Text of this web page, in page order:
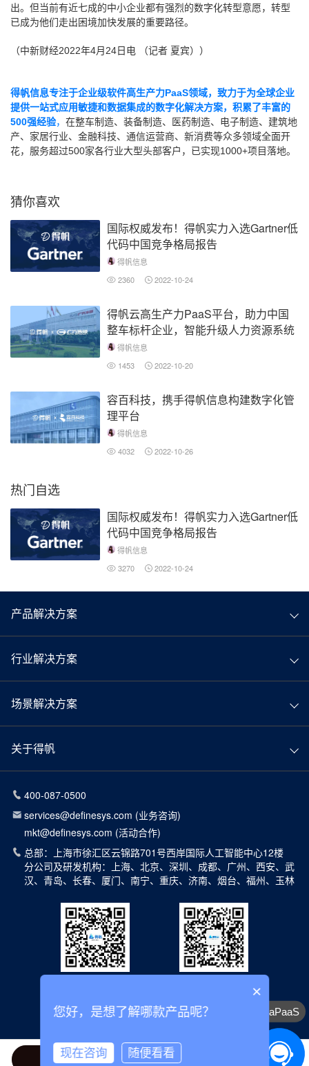
出。但当前有近七成的中小企业都有强烈的数字化转型意愿，转型
已成为他们走出困境加快发展的重要路径。
（中新财经2022年4月24日电 （记者 夏宾））
得帆信息专注于企业级软件高生产力PaaS领域，致力于为全球企业
提供一站式应用敏捷和数据集成的数字化解决方案，积累了丰富的
500强经验， 在整车制造、装备制造、医药制造、电子制造、建筑地
产、家居行业、金融科技、通信运营商、新消费等众多领域全面开
花，服务超过500家各行业大型头部客户，已实现1000+项目落地。
猜你喜欢
国际权威发布！得帆实力入选Gartner低
代码中国竞争格局报告
得帆信息
2360
2022-10-24
得帆云高生产力PaaS平台，助力中国
整车标杆企业，智能升级人力资源系统
得帆信息
1453
2022-10-20
容百科技，携手得帆信息构建数字化管
理平台
得帆信息
4032
2022-10-26
热门自选
国际权威发布！得帆实力入选Gartner低
代码中国竞争格局报告
得帆信息
3270
2022-10-24
产品解决方案
行业解决方案
场景解决方案
关于得帆
400-087-0500
services@definesys.com (业务咨询)
mkt@definesys.com (活动合作)
总部：上海市徐汇区云锦路701号西岸国际人工智能中心12楼
分公司及研发机构：上海、北京、深圳、成都、广州、西安、武
汉、青岛、长春、厦门、南宁、重庆、济南、烟台、福州、玉林
沪ICP备14041679号-1 @2026 上海得帆智能科技有限公司 版权所有
电话咨询
低代码平台aPaaS
×
您好，是想了解哪款产品呢？
现在咨询 随便看看
人工咨询